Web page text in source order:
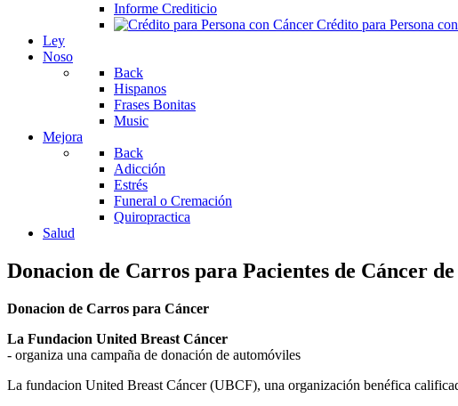
Informe Crediticio
Crédito para Persona
Ley
Noso
Back
Hispanos
Frases Bonitas
Music
Mejora
Back
Adicción
Estrés
Funeral o Cremación
Quiropractica
Salud
Donacion de Carros para Pacientes de Cáncer
Donacion de Carros para Cáncer
La Fundacion United Breast Cáncer
- organiza una campaña de donación de automóviles
La fundacion United Breast Cáncer (UBCF), una organización benéfica